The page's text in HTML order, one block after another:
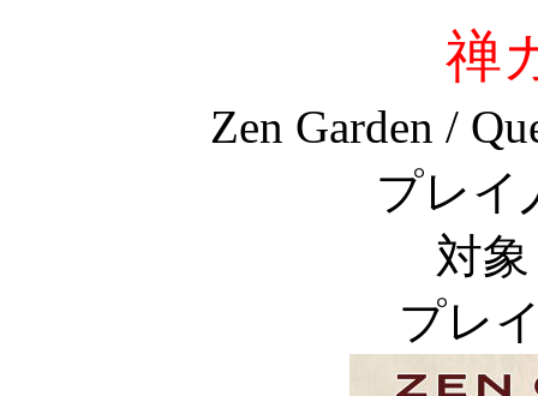
禅
Zen Garden /
プレイ
対
プレ